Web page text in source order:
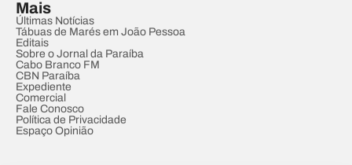
Mais
Últimas Notícias
Tábuas de Marés em João Pessoa
Editais
Sobre o Jornal da Paraíba
Cabo Branco FM
CBN Paraíba
Expediente
Comercial
Fale Conosco
Política de Privacidade
Espaço Opinião